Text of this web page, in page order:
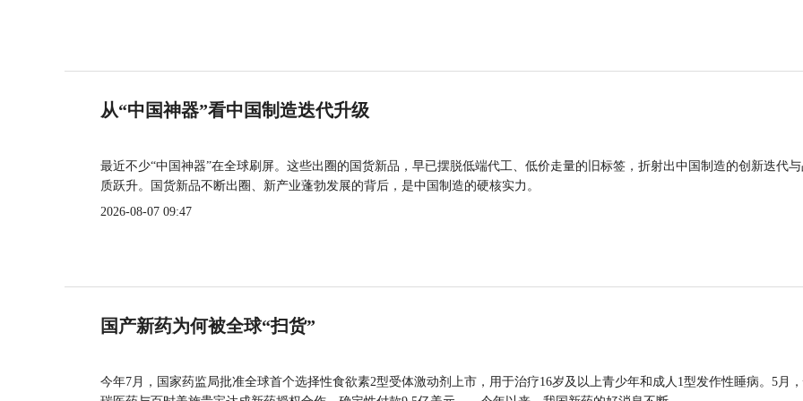
从“中国神器”看中国制造迭代升级
最近不少“中国神器”在全球刷屏。这些出圈的国货新品，早已摆脱低端代工、低价走量的旧标签，折射出中国制造的创新迭代
质跃升。国货新品不断出圈、新产业蓬勃发展的背后，是中国制造的硬核实力。
2026-08-07 09:47
国产新药为何被全球“扫货”
今年7月，国家药监局批准全球首个选择性食欲素2型受体激动剂上市，用于治疗16岁及以上青少年和成人1型发作性睡病。5月